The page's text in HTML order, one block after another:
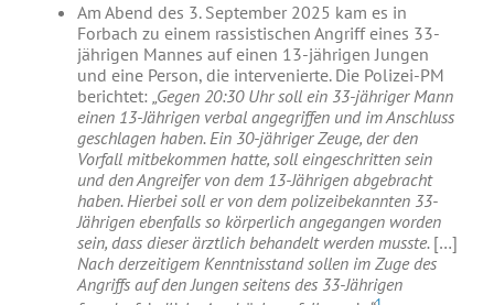
Am Abend des 3. September 2025 kam es in
Forbach zu einem rassistischen Angriff eines 33-
jährigen Mannes auf einen 13-jährigen Jungen
und eine Person, die intervenierte. Die Polizei-PM
berichtet: „Gegen 20:30 Uhr soll ein 33-jähriger Mann
einen 13-Jährigen verbal angegriffen und im Anschluss
geschlagen haben. Ein 30-jähriger Zeuge, der den
Vorfall mitbekommen hatte, soll eingeschritten sein
und den Angreifer von dem 13-Jährigen abgebracht
haben. Hierbei soll er von dem polizeibekannten 33-
Jährigen ebenfalls so körperlich angegangen worden
sein, dass dieser ärztlich behandelt werden musste. […]
Nach derzeitigem Kenntnisstand sollen im Zuge des
Angriffs auf den Jungen seitens des 33-Jährigen